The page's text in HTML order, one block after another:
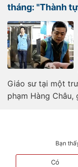
tháng: "Thành
Giáo sư tại một
phạm Hàng Châu,
Bạn
Có